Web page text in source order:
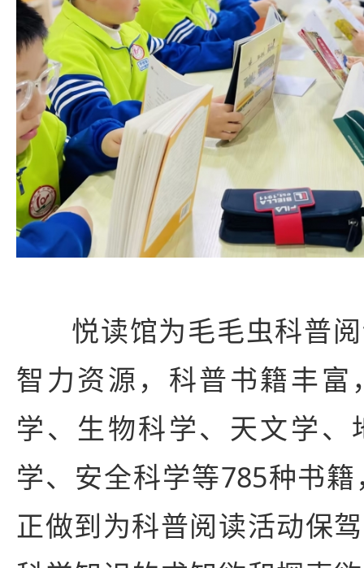
悦读馆为毛毛虫科普
智力资源，科普书籍丰富
学、生物科学、天文学、
学、安全科学等785种书
正做到为科普阅读活动保